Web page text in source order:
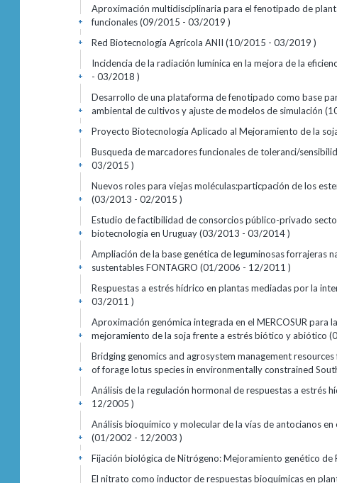
Aproximación multidisciplinaria para el fenotipado de
funcionales (09/2015 - 03/2019 )
+
Red Biotecnología Agrícola ANII (10/2015 - 03/2019 )
+
Incidencia de la radiación lumínica en la mejora de la
- 03/2018 )
+
Desarrollo de una plataforma de fenotipado como base
ambiental de cultivos y ajuste de modelos de simulación
+
Proyecto Biotecnología Aplicado al Mejoramiento de la
+
Busqueda de marcadores funcionales de toleranci/
03/2015 )
+
Nuevos roles para viejas moléculas:particpación de los
(03/2013 - 02/2015 )
+
Estudio de factibilidad de consorcios público-privado
biotecnología en Uruguay (03/2013 - 03/2014 )
+
Ampliación de la base genética de leguminosas forrajeras
sustentables FONTAGRO (01/2006 - 12/2011 )
+
Respuestas a estrés hídrico en plantas mediadas por la
03/2011 )
+
Aproximación genómica integrada en el MERCOSUR para
mejoramiento de la soja frente a estrés biótico y abiótico
+
Bridging genomics and agrosystem management
of forage lotus species in environmentally constrained
+
Análisis de la regulación hormonal de respuestas a estrés
12/2005 )
+
Análisis bioquímico y molecular de la vías de antocianos
(01/2002 - 12/2003 )
+
Fijación biológica de Nitrógeno: Mejoramiento genético
+
El nitrato como inductor de respuestas bioquímicas en